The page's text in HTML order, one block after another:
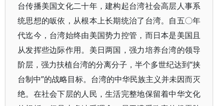
台传播美国文化二十年，建构起台湾社会高层人事系
统思想的皈依，从根本上长期统治了台湾。自五〇年
代迄今，台湾始终由美国势力控管，而日本是美国且
从发挥些边际作用。美日两国，强力培养台湾的领导
阶层，强力扶植台湾的分离分子，半个多世纪达到“挟
台制中”的战略目标。台湾的中华民族主义并未因而灭
绝。在社会下层的人民，生活完整地保留着中华文化